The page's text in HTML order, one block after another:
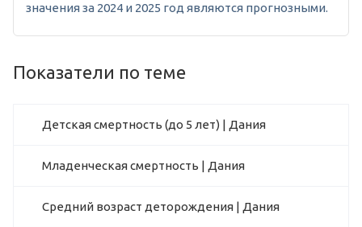
значения за 2024 и 2025 год являются прогнозными.
Показатели по теме
Детская смертность (до 5 лет) | Дания
Младенческая смертность | Дания
Средний возраст деторождения | Дания